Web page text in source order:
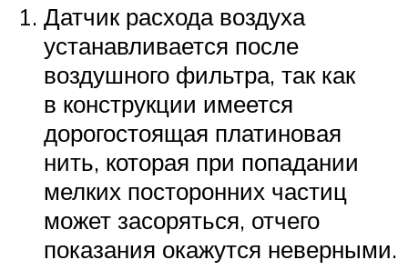
Датчик расхода воздуха
устанавливается после
воздушного фильтра, так как
в конструкции имеется
дорогостоящая платиновая
нить, которая при попадании
мелких посторонних частиц
может засоряться, отчего
показания окажутся неверными.